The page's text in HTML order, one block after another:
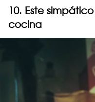
10. Este
cocina